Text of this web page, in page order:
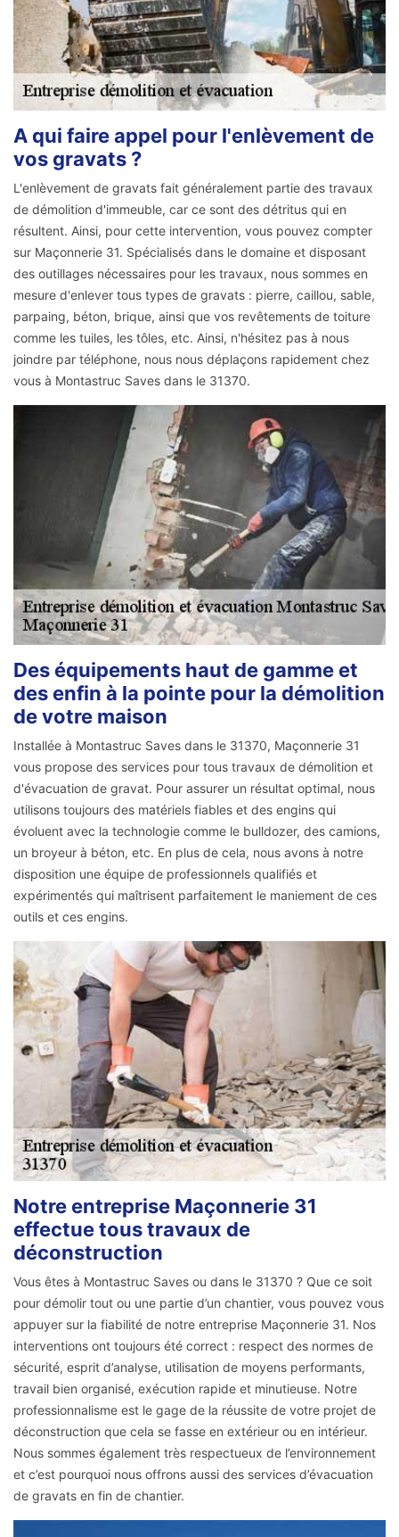
A qui faire appel pour l'enlèvement de
vos gravats ?
L'enlèvement de gravats fait généralement partie des travaux
de démolition d'immeuble, car ce sont des détritus qui en
résultent. Ainsi, pour cette intervention, vous pouvez compter
sur Maçonnerie 31. Spécialisés dans le domaine et disposant
des outillages nécessaires pour les travaux, nous sommes en
mesure d'enlever tous types de gravats : pierre, caillou, sable,
parpaing, béton, brique, ainsi que vos revêtements de toiture
comme les tuiles, les tôles, etc. Ainsi, n'hésitez pas à nous
joindre par téléphone, nous nous déplaçons rapidement chez
vous à Montastruc Saves dans le 31370.
Des équipements haut de gamme et
des enfin à la pointe pour la démolition
de votre maison
Installée à Montastruc Saves dans le 31370, Maçonnerie 31
vous propose des services pour tous travaux de démolition et
d'évacuation de gravat. Pour assurer un résultat optimal, nous
utilisons toujours des matériels fiables et des engins qui
évoluent avec la technologie comme le bulldozer, des camions,
un broyeur à béton, etc. En plus de cela, nous avons à notre
disposition une équipe de professionnels qualifiés et
expérimentés qui maîtrisent parfaitement le maniement de ces
outils et ces engins.
Notre entreprise Maçonnerie 31
effectue tous travaux de
déconstruction
Vous êtes à Montastruc Saves ou dans le 31370 ? Que ce soit
pour démolir tout ou une partie d’un chantier, vous pouvez vous
appuyer sur la fiabilité de notre entreprise Maçonnerie 31. Nos
interventions ont toujours été correct : respect des normes de
sécurité, esprit d’analyse, utilisation de moyens performants,
travail bien organisé, exécution rapide et minutieuse. Notre
professionnalisme est le gage de la réussite de votre projet de
déconstruction que cela se fasse en extérieur ou en intérieur.
Nous sommes également très respectueux de l’environnement
et c’est pourquoi nous offrons aussi des services d’évacuation
de gravats en fin de chantier.